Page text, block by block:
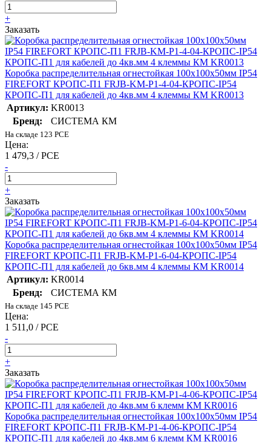
+
Заказать
Коробка распределительная огнестойкая 100х100х50мм IP54
FIREFORT КРОПС-П1 FRJB-KM-P1-4-04-КРОПС-IP54
КРОПС-П1 для кабелей до 4кв.мм 4 клеммы КМ KR0013
Артикул: KR0013
Бренд:
СИСТЕМА КМ
На складе 123 PCE
Цена:
1 479,3 / PCE
-
+
Заказать
Коробка распределительная огнестойкая 100х100х50мм IP54
FIREFORT КРОПС-П1 FRJB-KM-P1-6-04-КРОПС-IP54
КРОПС-П1 для кабелей до 6кв.мм 4 клеммы КМ KR0014
Артикул: KR0014
Бренд:
СИСТЕМА КМ
На складе 145 PCE
Цена:
1 511,0 / PCE
-
+
Заказать
Коробка распределительная огнестойкая 100х100х50мм IP54
FIREFORT КРОПС-П1 FRJB-KM-P1-4-06-КРОПС-IP54
КРОПС-П1 для кабелей до 4кв.мм 6 клемм КМ KR0016